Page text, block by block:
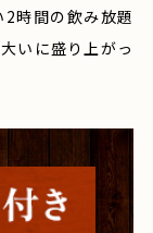
時間の飲み放題
いに盛り上がっ